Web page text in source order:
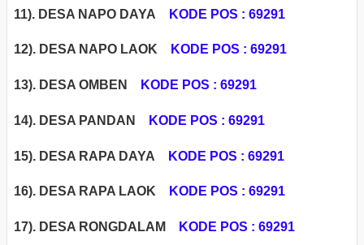
11). DESA NAPO DAYA KODE POS : 69291
12). DESA NAPO LAOK KODE POS : 69291
13). DESA OMBEN KODE POS : 69291
14). DESA PANDAN KODE POS : 69291
15). DESA RAPA DAYA KODE POS : 69291
16). DESA RAPA LAOK KODE POS : 69291
17). DESA RONGDALAM KODE POS : 69291